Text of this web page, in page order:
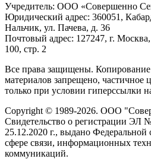
Учредитель: ООО «Совершенно
Юридический адрес: 360051,
Нальчик, ул. Пачева, д. 36
Почтовый адрес: 127247, г.
100, стр. 2
Все права защищены. Копирование
материалов запрещено, частичное
только при условии гиперссылки
Copyright © 1989-2026. ООО
Свидетельство о регистрации ЭЛ
25.12.2020 г., выдано Федеральной
сфере связи, информационных
коммуникаций.